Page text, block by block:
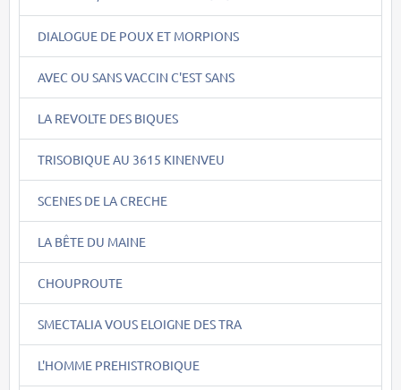
DIALOGUE DE POUX ET MORPIONS
AVEC OU SANS VACCIN C'EST SANS
LA REVOLTE DES BIQUES
TRISOBIQUE AU 3615 KINENVEU
SCENES DE LA CRECHE
LA BÊTE DU MAINE
CHOUPROUTE
SMECTALIA VOUS ELOIGNE DES TRA
L'HOMME PREHISTROBIQUE